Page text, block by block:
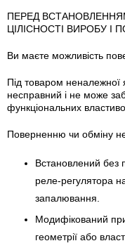
ПЕРЕД
ЦІЛІСНОСТІ ВИРОБУ І
Ви маєте можливість
Під товаром неналежної
несправний і не може
функціональних
Поверненню чи обміну
Встановлений без
реле-регулято­ра
запалювання.
Модифікований при
геометрії або